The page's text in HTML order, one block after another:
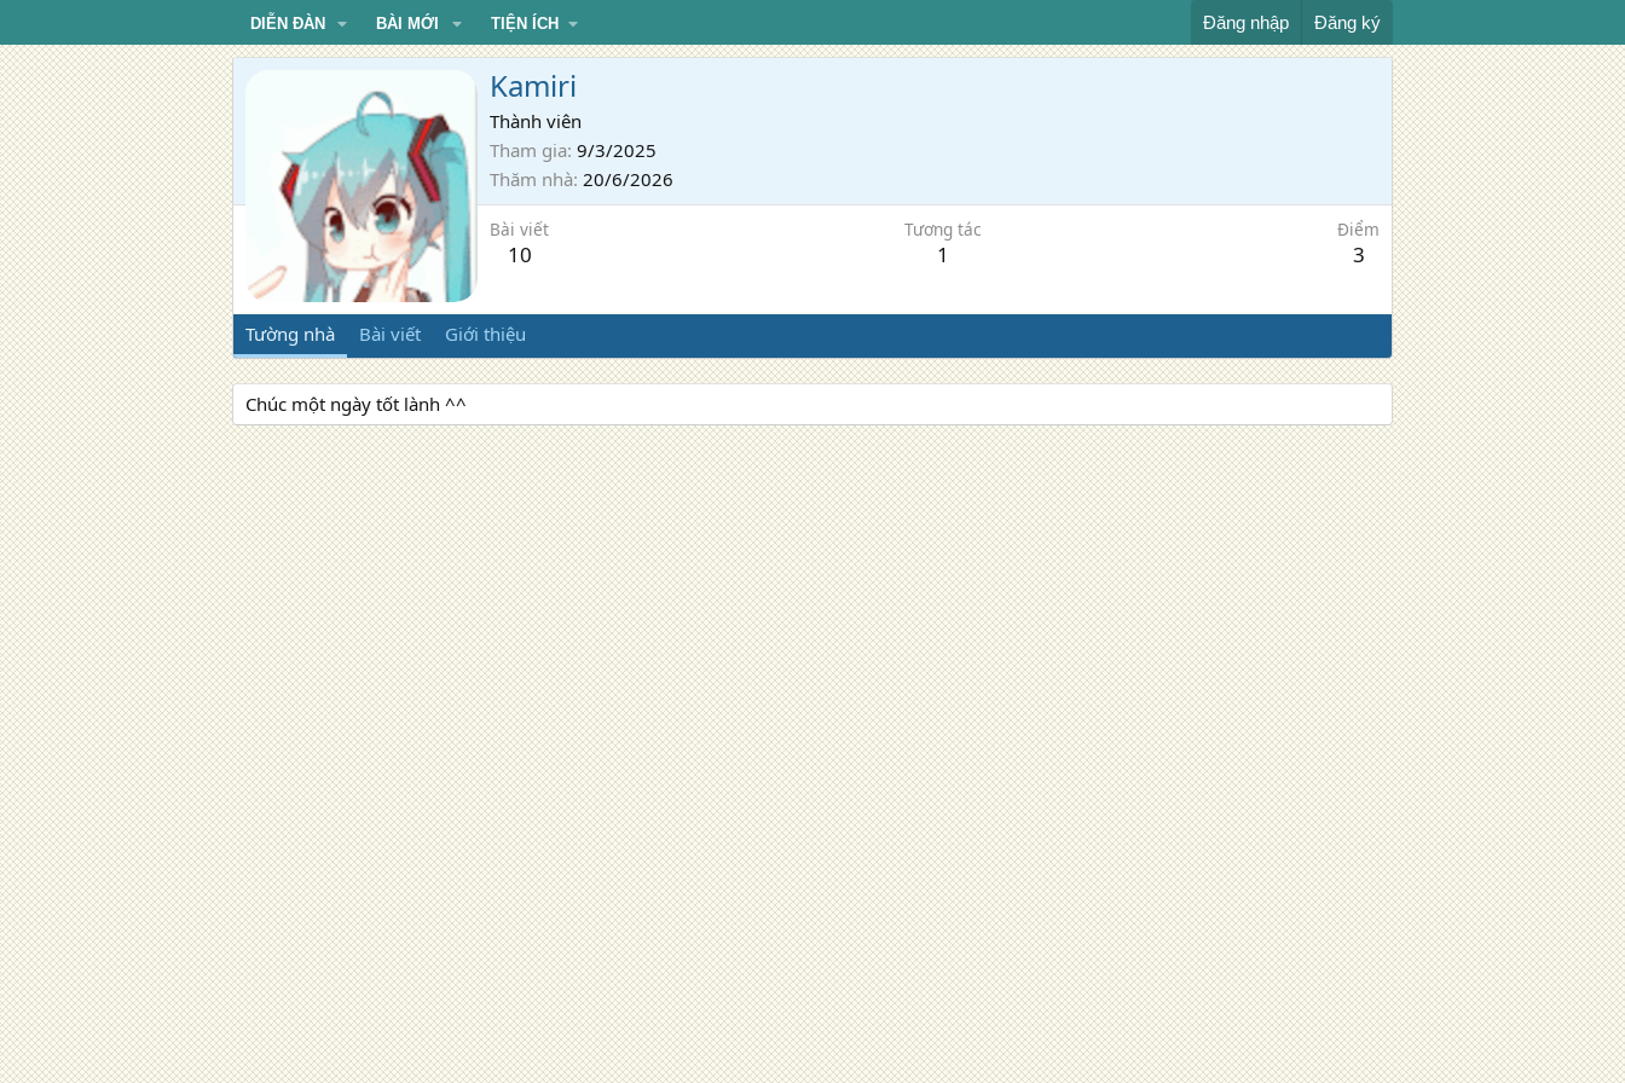
DIỄN ĐÀN BÀI MỚI TIỆN ÍCH Đăng nhập Đăng ký
Kamiri
Thành viên
Tham gia 9/3/2025
Thăm nhà 20/6/2026
Bài viết
10
Tương tác
1
Điểm
3
Tường nhà Bài viết Giới thiệu
Chúc một ngày tốt lành ^^